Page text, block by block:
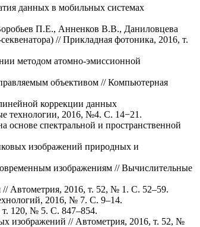
данных в мобильных системах
П.Е., Анненков В.В., Даниловцева
// Прикладная фотоника, 2016, т.
методом атомно-эмиссионной
объективом // Компьютерная
коррекции данных
технологии, 2016, №4. С. 14−21.
спектральной и пространственной
изображений природных и
изображениям // Вычислительные
Автометрия, 2016, т. 52, № 1. С. 52–59.
2016, № 7. С. 9–14.
т. 120, № 5. С. 847–854.
изображений // Автометрия, 2016, т. 52, №